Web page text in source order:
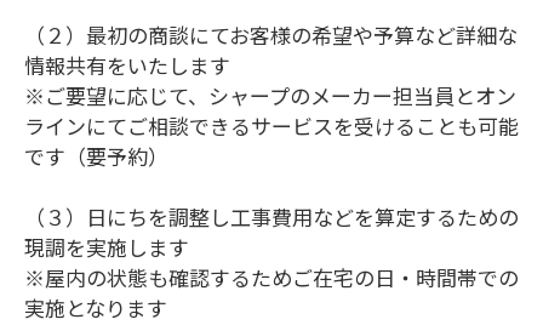
（２）最初の商談にてお客様の希望や予算など詳細な
情報共有をいたします
※ご要望に応じて、シャープのメーカー担当員とオン
ラインにてご相談できるサービスを受けることも可能
です（要予約）
（３）日にちを調整し工事費用などを算定するための
現調を実施します
※屋内の状態も確認するためご在宅の日・時間帯での
実施となります